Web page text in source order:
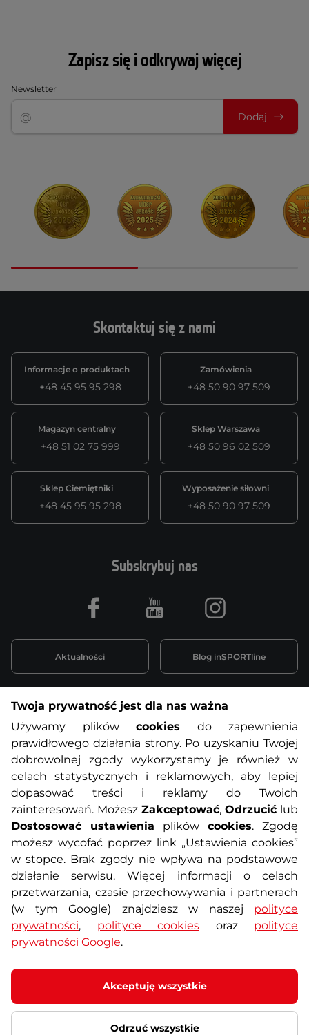
Zapisz się i odkrywaj więcej
Newsletter
Dodaj
Skontaktuj się z nami
Informacje o produktach
+48 45 95 95 298
Zamówienia
+48 50 90 97 509
Magazyn centralny
+48 51 02 75 999
Sklep Warszawa
+48 50 96 02 509
Sklep Ciemiętniki
+48 45 95 95 298
Wyposażenie siłowni
+48 50 90 97 509
Informacje o zakupach
O nas Regulamin sklepu
Polityka prywatności Koszty przesyłek
Metody płatności Program lojalnościowy
Usługi dodatkowe Reklamacje i serwis
Formularz kontaktowy Wyposażenie siłowni
Subskrybuj nas
Aktualności Blog inSPORTline
Facebook Youtube Instagram
Twoja prywatność jest dla nas ważna
Używamy plików cookies do zapewnienia
prawidłowego działania strony. Po uzyskaniu Twojej
dobrowolnej zgody wykorzystamy je również w
celach statystycznych i reklamowych, aby lepiej
dopasować treści i reklamy do Twoich
zainteresowań. Możesz Zakceptować, Odrzucić lub
Dostosować ustawienia plików cookies. Zgodę
możesz wycofać poprzez link „Ustawienia cookies”
w stopce. Brak zgody nie wpływa na podstawowe
działanie serwisu. Więcej informacji o celach
przetwarzania, czasie przechowywania i partnerach
(w tym Google) znajdziesz w naszej polityce
prywatności, polityce cookies oraz polityce
prywatności Google.
Akceptuję wszystkie
Odrzuć wszystkie